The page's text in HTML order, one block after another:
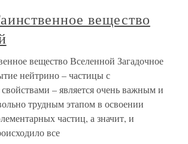
вещество
вещество Вселенной Загадочное
нейтрино – частицы с
– является очень важным и
трудным этапом в освоении
частиц, а значит, и
все